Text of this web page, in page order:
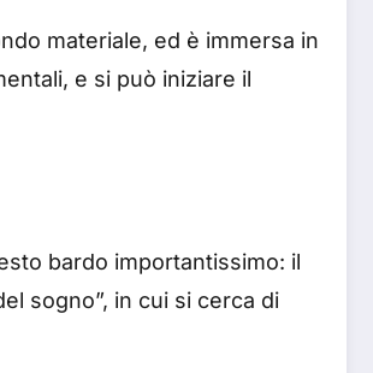
materiale, ed è immersa in
e si può iniziare il
bardo importantissimo: il
sogno”, in cui si cerca di